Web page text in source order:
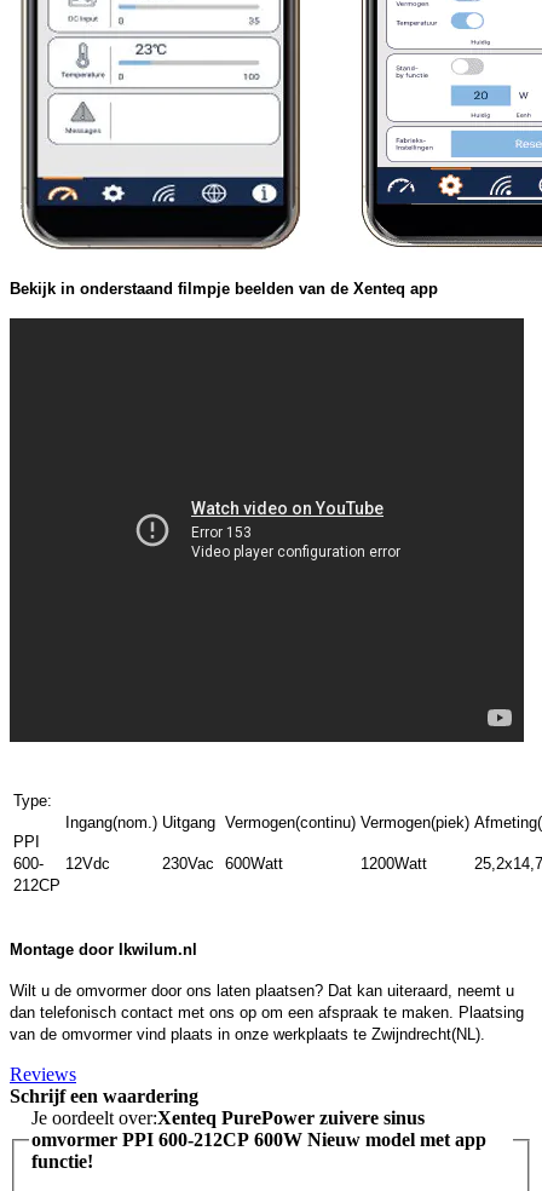
Bekijk in onderstaand filmpje beelden van de Xenteq app
Type:
PPI
600-
212CP
Ingang(nom.)
12Vdc
Uitgang
230Vac
Vermogen(continu)
600Watt
Vermogen(piek)
1200Watt
Montage door Ikwilum.nl
Wilt u de omvormer door ons laten plaatsen? Dat kan uiteraard, neemt u
dan telefonisch contact met ons op om een afspraak te maken. Plaatsing
van de omvormer vind plaats in onze werkplaats te Zwijndrecht(NL).
Reviews
Schrijf een waardering
Je oordeelt over:Xenteq PurePower zuivere sinus
omvormer PPI 600-212CP 600W Nieuw model met app
functie!